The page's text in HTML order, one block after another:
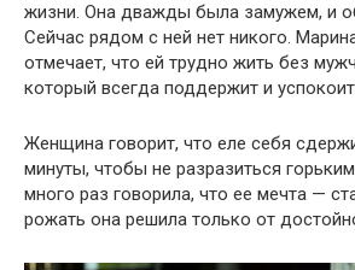
жизни. Она дважды была замужем, и
Сейчас рядом с ней нет никого.
отмечает, что ей трудно жить без
который всегда поддержит и
Женщина говорит, что еле себя
минуты, чтобы не разразиться
много раз говорила, что ее мечта —
рожать она решила только от